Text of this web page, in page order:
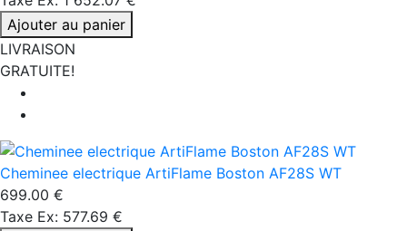
Ajouter au panier
LIVRAISON
GRATUITE!
Cheminee electrique ArtiFlame Boston AF28S WT
699.00 €
Taxe Ex: 577.69 €